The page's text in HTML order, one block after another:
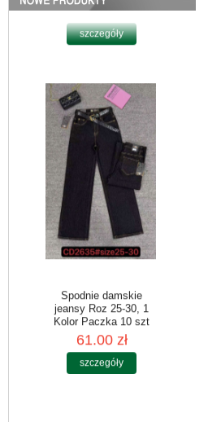
Spodnie damskie
jeansy Roz 25-30, 1
Kolor Paczka 10 szt
szczegóły
Spodnie damskie
jeansy Roz 25-30, 1
Kolor Paczka 10 szt